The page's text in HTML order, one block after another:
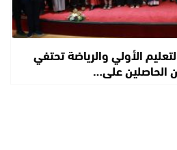
الأولي والرياضة تحتفي
الحاصلين على…